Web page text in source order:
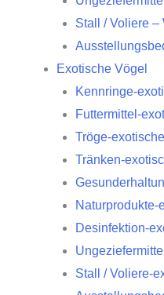
Stall / Voliere –
Exotische Vögel
Kennringe-
Futtermittel-
Tröge-
Tränken-
Naturprodukte-
Desinfektion-
Stall / Voliere-